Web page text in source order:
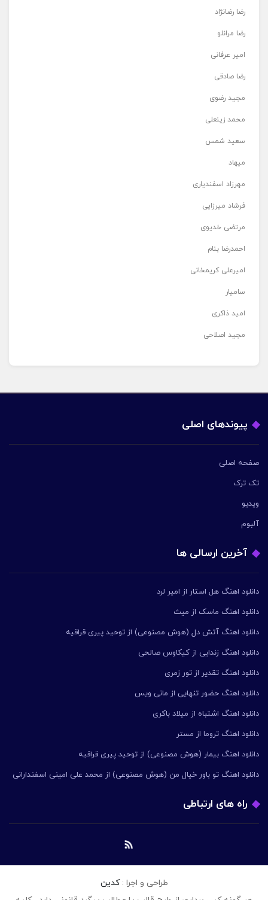
رضا رضانژاد
رضا مرانلو
امیر عرفانی
رضا صادقی
مجید رضوی
محمد زینعلی
سعید شمس
میهاد
مهرزاد اسفندیاری
فرشاد میرزایی
مرتضی خدیوی
احمدرضا بنام
امیرعلی کریمخانی
سامیار
امید ذاکری
مجید اصلاحی
پیوندهای اصلی
صفحه اصلی
تک ترک
ویدیو
آلبوم
آخرین ارسالی ها
دانلود اهنگ هل استار از امیر لرد
دانلود اهنگ ماسک از میث
دانلود اهنگ آتش دل (هوش مصنوعی) از توحید پیری قراقیه
دانلود اهنگ زندایی از کیکاوس صالحی
دانلود اهنگ تقدیر از تور زمری
دانلود اهنگ حضور تنهایی از مانی ویس
دانلود اهنگ اشتباه از میلاد باکری
دانلود اهنگ تروما از مستر
دانلود اهنگ بیمار (هوش مصنوعی) از توحید پیری قراقیه
دانلود اهنگ تو باور خیال من (هوش مصنوعی) از محمد علی امینی اسفندارانی
راه های ارتباطی
طراحی و اجرا :کدین